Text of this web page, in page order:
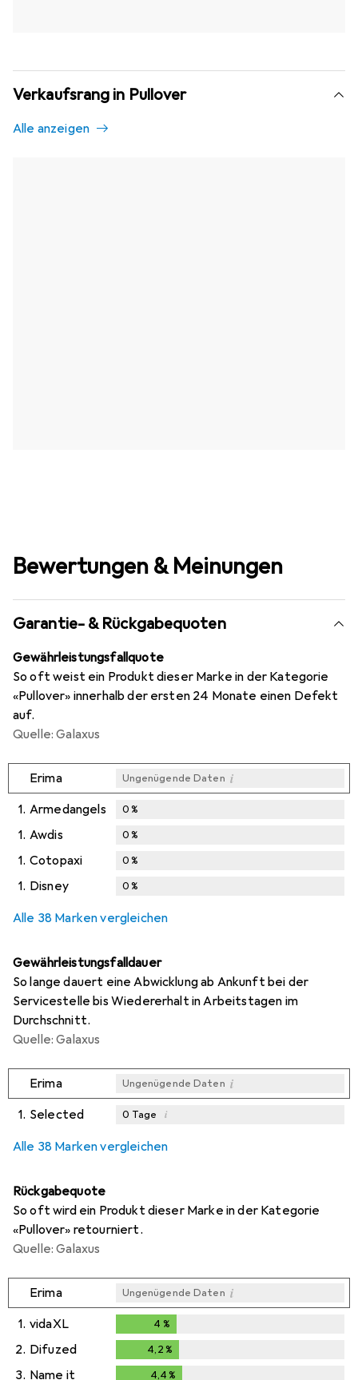
Verkaufsrang in Pullover
Alle anzeigen
Bewertungen & Meinungen
Garantie- & Rückgabequoten
Gewährleistungsfallquote
So oft weist ein Produkt dieser Marke in der Kategorie
«Pullover» innerhalb der ersten 24 Monate einen Defekt
auf.
Quelle: Galaxus
Erima Ungenügende Daten i
1. Armedangels 0%
1. Awdis 0%
1. Cotopaxi 0%
1. Disney 0%
Alle 38 Marken vergleichen
Gewährleistungsfalldauer
So lange dauert eine Abwicklung ab Ankunft bei der
Servicestelle bis Wiedererhalt in Arbeitstagen im
Durchschnitt.
Quelle: Galaxus
Erima Ungenügende Daten i
1. Selected 0 Tage i
Alle 38 Marken vergleichen
Rückgabequote
So oft wird ein Produkt dieser Marke in der Kategorie
«Pullover» retourniert.
Quelle: Galaxus
Erima Ungenügende Daten i
1. vidaXL 4 %
2. Difuzed 4,2 %
3. Name it 4,4 %